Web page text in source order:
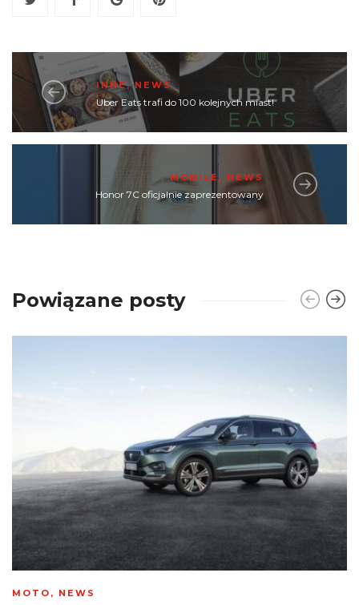
INNE,NEWS
Uber Eats trafi do 100 kolejnych miast!
MOBILE, NEWS
Honor 7C oficjalnie zaprezentowany
Powiązane posty
MOTO , NEWS